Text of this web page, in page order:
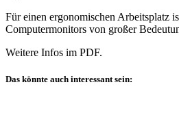
Für einen ergonomischen Arbeitsplatz
Computermonitors von großer
Weitere Infos im PDF.
Das könnte auch interessant sein: